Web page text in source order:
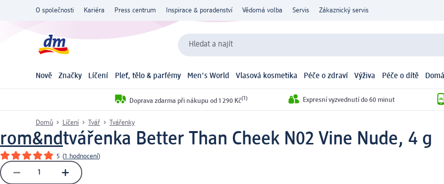
O společnosti Kariéra Press centrum Inspirace & poradenství Vědomá volba Servis Zákaznický servis
Hledat a najít
Nově Značky Líčení Pleť, tělo & parfémy Men's World Vlasová kosmetika Péče o zdraví Výživa Péče o dítě
Doprava zdarma při nákupu od 1 290 Kč(1) Expresní vyzvednutí do 60 minut
Domů Líčení Tvář Tvářenky
rom&ndtvářenka Better Than Cheek N02 Vine Nude, 4 g
5 (1 hodnocení)